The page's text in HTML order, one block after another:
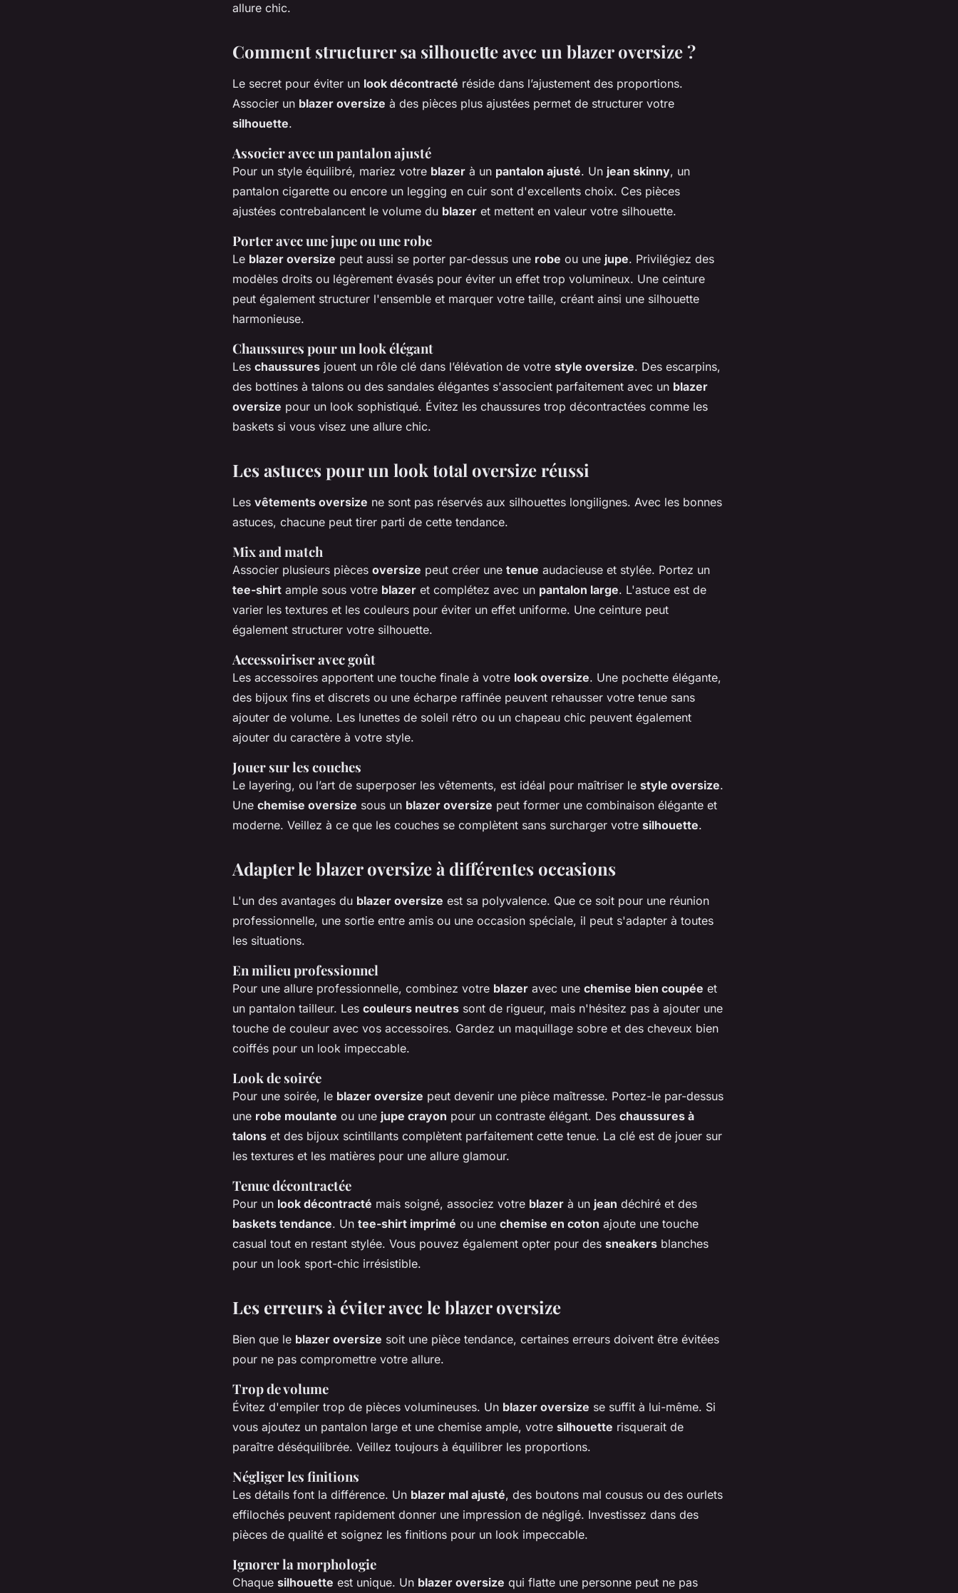
allure chic.
Comment structurer sa silhouette avec un blazer oversize ?
Le secret pour éviter un look décontracté réside dans l’ajustement des proportions.
Associer un blazer oversize à des pièces plus ajustées permet de structurer votre
silhouette.
Associer avec un pantalon ajusté
Pour un style équilibré, mariez votre blazer à un pantalon ajusté. Un jean skinny, un
pantalon cigarette ou encore un legging en cuir sont d'excellents choix. Ces pièces
ajustées contrebalancent le volume du blazer et mettent en valeur votre silhouette.
Porter avec une jupe ou une robe
Le blazer oversize peut aussi se porter par-dessus une robe ou une jupe. Privilégiez des
modèles droits ou légèrement évasés pour éviter un effet trop volumineux. Une ceinture
peut également structurer l'ensemble et marquer votre taille, créant ainsi une silhouette
harmonieuse.
Chaussures pour un look élégant
Les chaussures jouent un rôle clé dans l’élévation de votre style oversize. Des escarpins,
des bottines à talons ou des sandales élégantes s'associent parfaitement avec un blazer
oversize pour un look sophistiqué. Évitez les chaussures trop décontractées comme les
baskets si vous visez une allure chic.
Les astuces pour un look total oversize réussi
Les vêtements oversize ne sont pas réservés aux silhouettes longilignes. Avec les bonnes
astuces, chacune peut tirer parti de cette tendance.
Mix and match
Associer plusieurs pièces oversize peut créer une tenue audacieuse et stylée. Portez un
tee-shirt ample sous votre blazer et complétez avec un pantalon large. L'astuce est de
varier les textures et les couleurs pour éviter un effet uniforme. Une ceinture peut
également structurer votre silhouette.
Accessoiriser avec goût
Les accessoires apportent une touche finale à votre look oversize. Une pochette élégante,
des bijoux fins et discrets ou une écharpe raffinée peuvent rehausser votre tenue sans
ajouter de volume. Les lunettes de soleil rétro ou un chapeau chic peuvent également
ajouter du caractère à votre style.
Jouer sur les couches
Le layering, ou l’art de superposer les vêtements, est idéal pour maîtriser le style oversize.
Une chemise oversize sous un blazer oversize peut former une combinaison élégante et
moderne. Veillez à ce que les couches se complètent sans surcharger votre silhouette.
Adapter le blazer oversize à différentes occasions
L'un des avantages du blazer oversize est sa polyvalence. Que ce soit pour une réunion
professionnelle, une sortie entre amis ou une occasion spéciale, il peut s'adapter à toutes
les situations.
En milieu professionnel
Pour une allure professionnelle, combinez votre blazer avec une chemise bien coupée et
un pantalon tailleur. Les couleurs neutres sont de rigueur, mais n'hésitez pas à ajouter une
touche de couleur avec vos accessoires. Gardez un maquillage sobre et des cheveux bien
coiffés pour un look impeccable.
Look de soirée
Pour une soirée, le blazer oversize peut devenir une pièce maîtresse. Portez-le par-dessus
une robe moulante ou une jupe crayon pour un contraste élégant. Des chaussures à
talons et des bijoux scintillants complètent parfaitement cette tenue. La clé est de jouer sur
les textures et les matières pour une allure glamour.
Tenue décontractée
Pour un look décontracté mais soigné, associez votre blazer à un jean déchiré et des
baskets tendance. Un tee-shirt imprimé ou une chemise en coton ajoute une touche
casual tout en restant stylée. Vous pouvez également opter pour des sneakers blanches
pour un look sport-chic irrésistible.
Les erreurs à éviter avec le blazer oversize
Bien que le blazer oversize soit une pièce tendance, certaines erreurs doivent être évitées
pour ne pas compromettre votre allure.
Trop de volume
Évitez d'empiler trop de pièces volumineuses. Un blazer oversize se suffit à lui-même. Si
vous ajoutez un pantalon large et une chemise ample, votre silhouette risquerait de
paraître déséquilibrée. Veillez toujours à équilibrer les proportions.
Négliger les finitions
Les détails font la différence. Un blazer mal ajusté, des boutons mal cousus ou des ourlets
effilochés peuvent rapidement donner une impression de négligé. Investissez dans des
pièces de qualité et soignez les finitions pour un look impeccable.
Ignorer la morphologie
Chaque silhouette est unique. Un blazer oversize qui flatte une personne peut ne pas